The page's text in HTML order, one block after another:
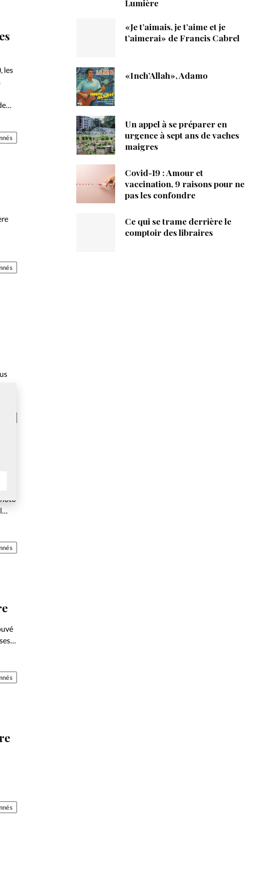
les
Lumière
«Je t’aimais, je t’aime et je
t’aimerai» de Francis Cabrel
«Inch’Allah», Adamo
Un appel à se préparer en
urgence à sept ans de vaches
maigres
Covid-19 : Amour et
vaccination, 9 raisons pour ne
pas les confondre
Ce qui se trame derrière le
comptoir des libraires